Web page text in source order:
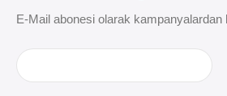
E-Mail abonesi olarak kampanyalardan